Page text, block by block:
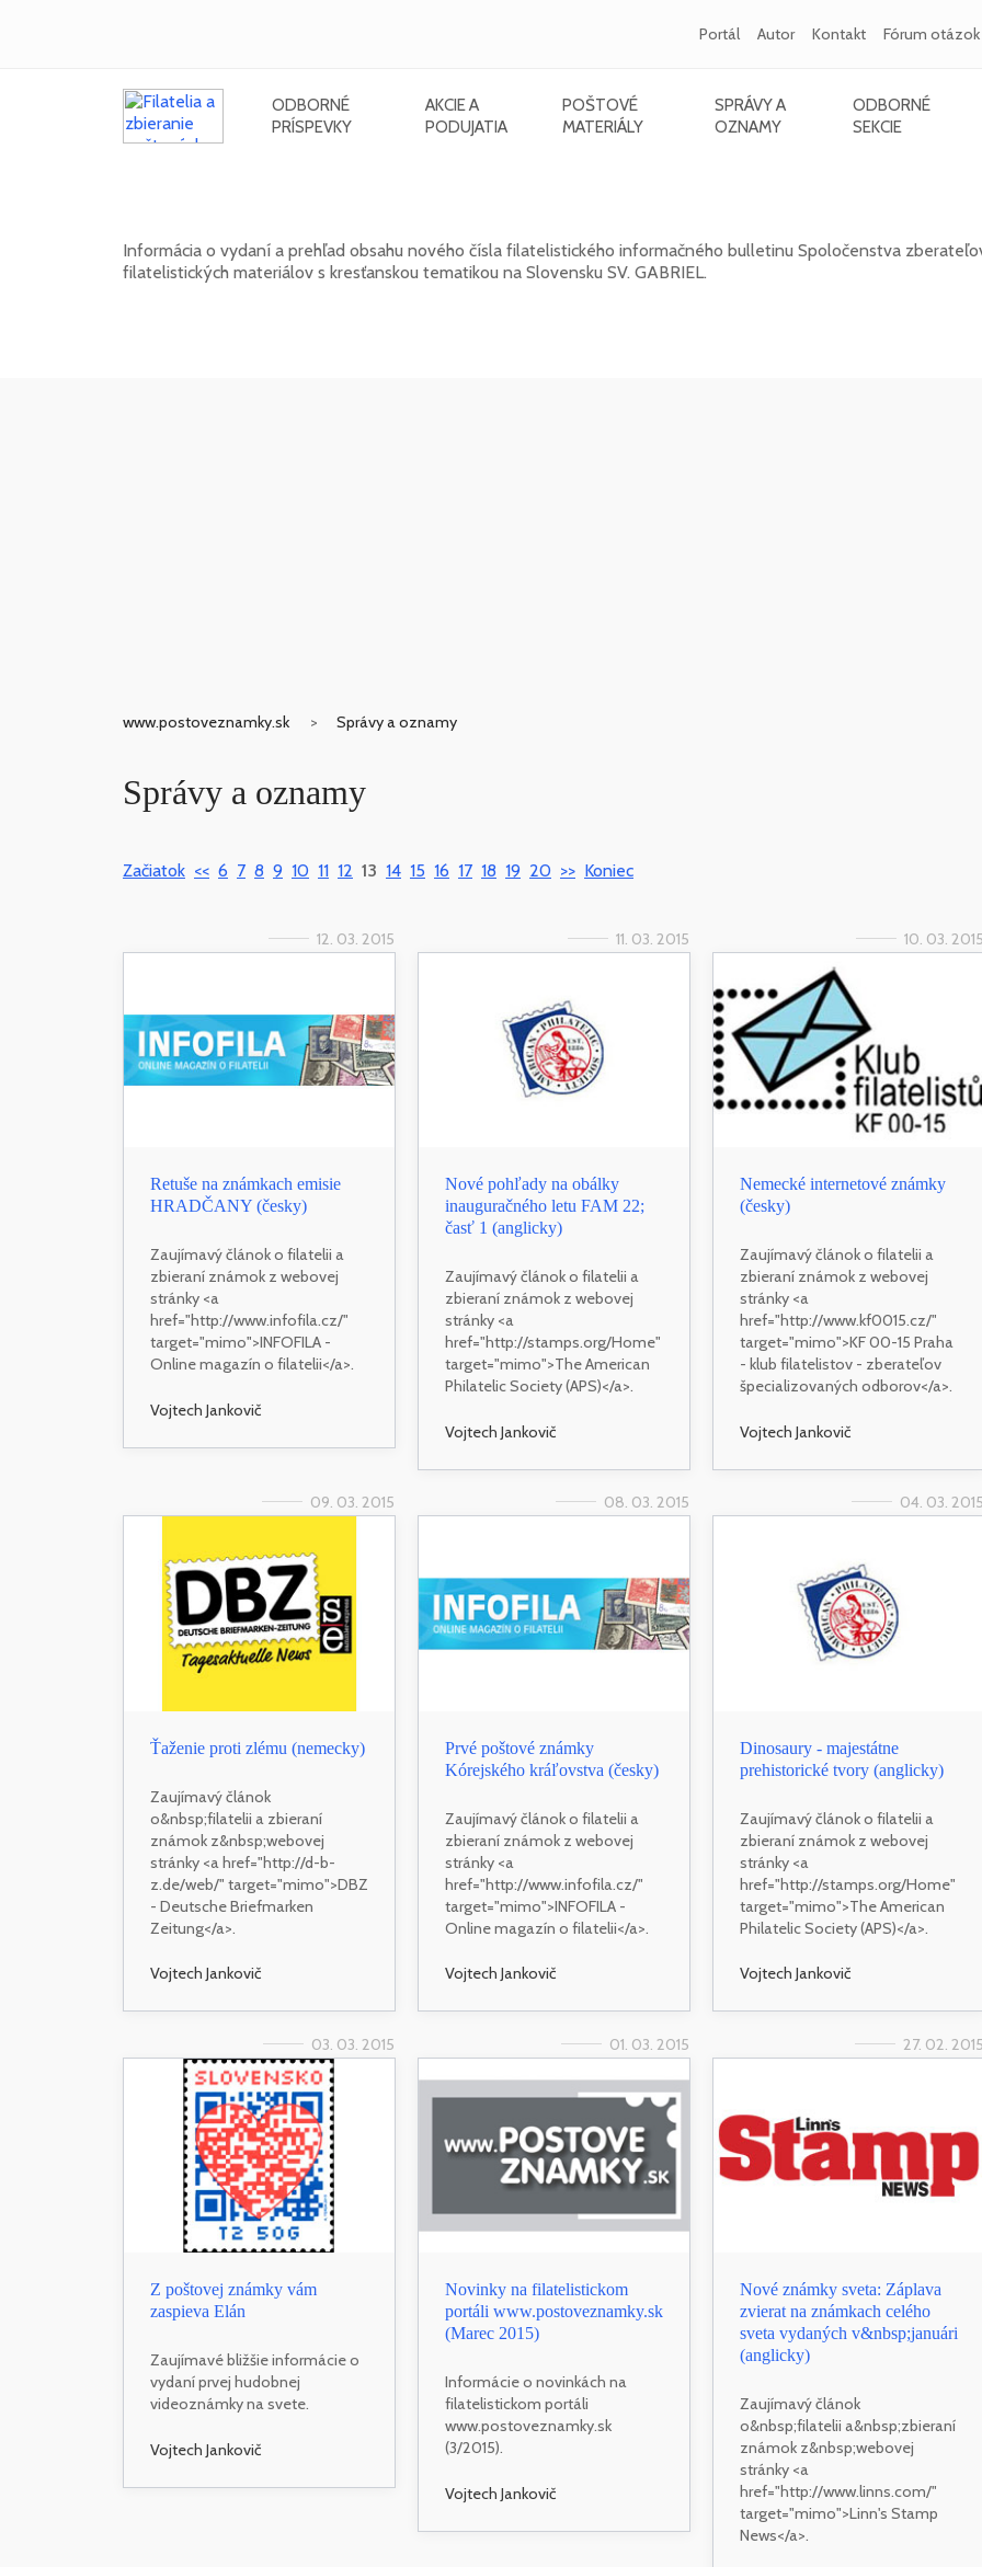
Portál Autor Kontakt Fórum otázok
ODBORNÉ
PRÍSPEVKY
AKCIE A
PODUJATIA
POŠTOVÉ
MATERIÁLY
SPRÁVY A
OZNAMY
ODBORNÉ
SEKCIE
Informácia o vydaní a prehľad obsahu nového čísla filatelistického informačného bulletinu Spoločenstva
filatelistických materiálov s kresťanskou tematikou na Slovensku SV. GABRIEL.
www.postoveznamky.sk Správy a oznamy
Správy a oznamy
Začiatok << 6 7 8 9 10 11 12 13 14 15 16 17 18 19 20 >> Koniec
12. 03. 2015
Retuše na známkach emisie
HRADČANY (česky)
Zaujímavý článok o filatelii a
zbieraní známok z webovej
stránky <a
href="http://www.infofila.cz/"
target="mimo">INFOFILA -
Online magazín o filatelii</a>.
Vojtech Jankovič
11. 03. 2015
Nové pohľady na obálky
inauguračného letu FAM 22;
časť 1 (anglicky)
Zaujímavý článok o filatelii a
zbieraní známok z webovej
stránky <a
href="http://stamps.org/Home"
target="mimo">The American
Philatelic Society (APS)</a>.
Vojtech Jankovič
10. 03.
Nemecké internetové známky
(česky)
Zaujímavý článok o filatelii a
zbieraní známok z webovej
stránky <a
href="http://www.kf0015.cz/"
target="mimo">KF 00-15 Praha
- klub filatelistov - zberateľov
špecializovaných odborov</a>.
Vojtech Jankovič
09. 03. 2015
Ťaženie proti zlému (nemecky)
Zaujímavý článok
o&nbsp;filatelii a zbieraní
známok z&nbsp;webovej
stránky <a href="http://d-b-
z.de/web/" target="mimo">DBZ
- Deutsche Briefmarken
Zeitung</a>.
Vojtech Jankovič
08. 03. 2015
Prvé poštové známky
Kórejského kráľovstva (česky)
Zaujímavý článok o filatelii a
zbieraní známok z webovej
stránky <a
href="http://www.infofila.cz/"
target="mimo">INFOFILA -
Online magazín o filatelii</a>.
Vojtech Jankovič
04. 03.
Dinosaury - majestátne
prehistorické tvory (anglicky)
Zaujímavý článok o filatelii a
zbieraní známok z webovej
stránky <a
href="http://stamps.org/Home"
target="mimo">The American
Philatelic Society (APS)</a>.
Vojtech Jankovič
03. 03. 2015
Z poštovej známky vám
zaspieva Elán
Zaujímavé bližšie informácie o
vydaní prvej hudobnej
videoznámky na svete.
Vojtech Jankovič
01. 03. 2015
Novinky na filatelistickom
portáli www.postoveznamky.sk
(Marec 2015)
Informácie o novinkách na
filatelistickom portáli
www.postoveznamky.sk
(3/2015).
Vojtech Jankovič
27. 02.
Nové známky sveta: Záplava
zvierat na známkach celého
sveta vydaných v&nbsp;januári
(anglicky)
Zaujímavý článok
o&nbsp;filatelii a&nbsp;zbieraní
známok z&nbsp;webovej
stránky <a
href="http://www.linns.com/"
target="mimo">Linn's Stamp
News</a>.